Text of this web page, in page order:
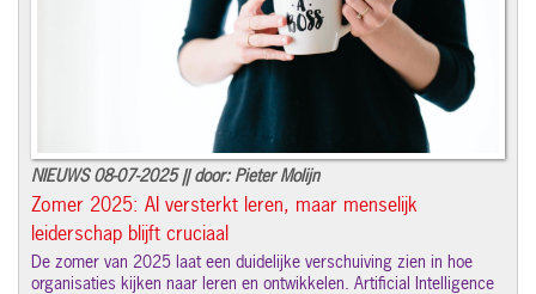
NIEUWS 08-07-2025 || door: Pieter Molijn
Zomer 2025: AI versterkt leren, maar menselijk
leiderschap blijft cruciaal
De zomer van 2025 laat een duidelijke verschuiving zien in hoe
organisaties kijken naar leren en ontwikkelen. Artificial Intelligence